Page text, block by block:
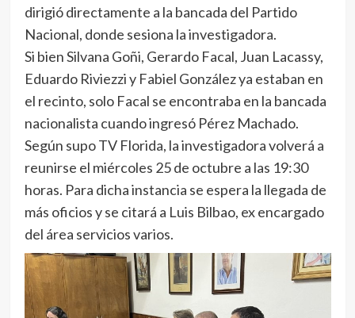
dirigió directamente a la bancada del Partido
Nacional, donde sesiona la investigadora.
Si bien Silvana Goñi, Gerardo Facal, Juan Lacassy,
Eduardo Riviezzi y Fabiel González ya estaban en
el recinto, solo Facal se encontraba en la bancada
nacionalista cuando ingresó Pérez Machado.
Según supo TV Florida, la investigadora volverá a
reunirse el miércoles 25 de octubre a las 19:30
horas. Para dicha instancia se espera la llegada de
más oficios y se citará a Luis Bilbao, ex encargado
del área servicios varios.